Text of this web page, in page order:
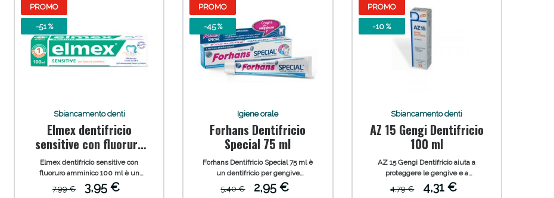
PROMO
-51 %
Sbiancamento denti
Elmex dentifricio
sensitive con fluoruro
amminico 100 ml
Elmex dentifricio sensitive con
fluoruro amminico 100 ml è un
dentifricio specifico per colletti
dentali scoperti. Inoltre la sua
7,99 €
3,95 €
PROMO
-45 %
Igiene orale
Forhans Dentifricio
Special 75 ml
Forhans Dentifricio Special 75 ml è
un dentifricio per gengive
sanguinanti particolarmente
consigliato per l'igiene orale; grazie
5,40 €
2,95 €
PROMO
-10 %
Sbiancamento denti
AZ 15 Gengi Dentifricio
100 ml
AZ 15 Gengi Dentifricio aiuta a
proteggere le gengive e a
mantenere i denti saldi. Ha una
formula salina con Azulene svolge
4,79 €
4,31 €
Salini e Multivitaminici: oggi Sconto extra fino al 50%!